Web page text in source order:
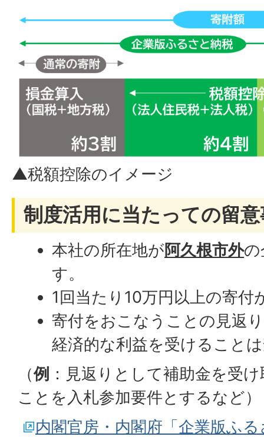
▲税額控除のイメージ
制度活用に当たっての留
本社の所在地が阿久根市外の
す。
1回当たり10万円以上の寄付
寄付をおこなうことの見返
経済的な利益を受けること
（例 ：見返りとして補助金を受
ことを入札参加要件とするなど）
内閣官房・内閣府「企業版ふ